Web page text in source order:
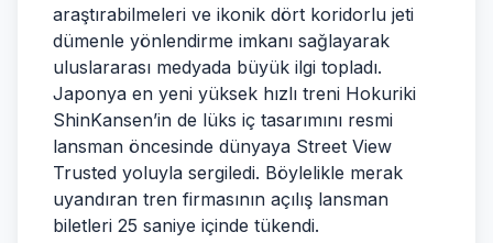
araştırabilmeleri ve ikonik dört koridorlu jeti
dümenle yönlendirme imkanı sağlayarak
uluslararası medyada büyük ilgi topladı.
Japonya en yeni yüksek hızlı treni Hokuriki
ShinKansen’in de lüks iç tasarımını resmi
lansman öncesinde dünyaya Street View
Trusted yoluyla sergiledi. Böylelikle merak
uyandıran tren firmasının açılış lansman
biletleri 25 saniye içinde tükendi.